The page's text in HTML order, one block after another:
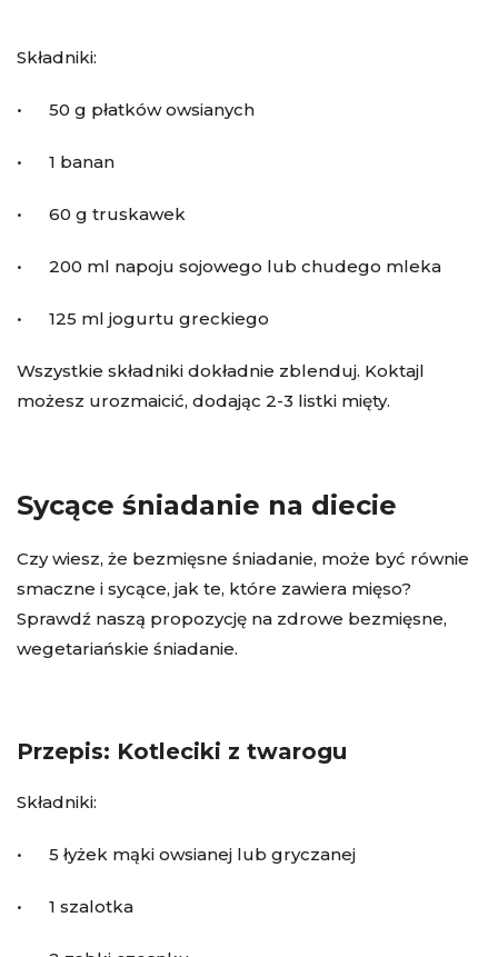
Składniki:
• 50 g płatków owsianych
• 1 banan
• 60 g truskawek
• 200 ml napoju sojowego lub chudego mleka
• 125 ml jogurtu greckiego
Wszystkie składniki dokładnie zblenduj. Koktajl
możesz urozmaicić, dodając 2-3 listki mięty.
Sycące śniadanie na diecie
Czy wiesz, że bezmięsne śniadanie, może być równie
smaczne i sycące, jak te, które zawiera mięso?
Sprawdź naszą propozycję na zdrowe bezmięsne,
wegetariańskie śniadanie.
Przepis: Kotleciki z twarogu
Składniki:
• 5 łyżek mąki owsianej lub gryczanej
• 1 szalotka